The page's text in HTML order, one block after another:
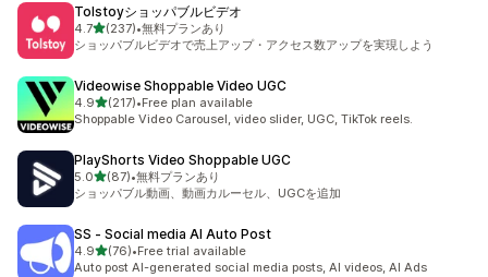
Tolstoyショッパブルビデオ
4.75つ星中
(237)
合計レビュー数：237件
•無料プランあり
ショッパブルビデオで売上アップ・アクセス数アップを実現しよう
Videowise Shoppable Video UGC
4.95つ星中
(217)
合計レビュー数：217件
•Free plan available
Shoppable Video Carousel, video slider, UGC, TikTok reels.
PlayShorts Video Shoppable UGC
5.05つ星中
(87)
合計レビュー数：87件
•無料プランあり
ショッパブル動画、動画カルーセル、UGCを追加
SS ‑ Social media AI Auto Post
4.95つ星中
(76)
合計レビュー数：76件
•Free trial available
Auto post AI-generated social media posts, AI videos, AI Ads